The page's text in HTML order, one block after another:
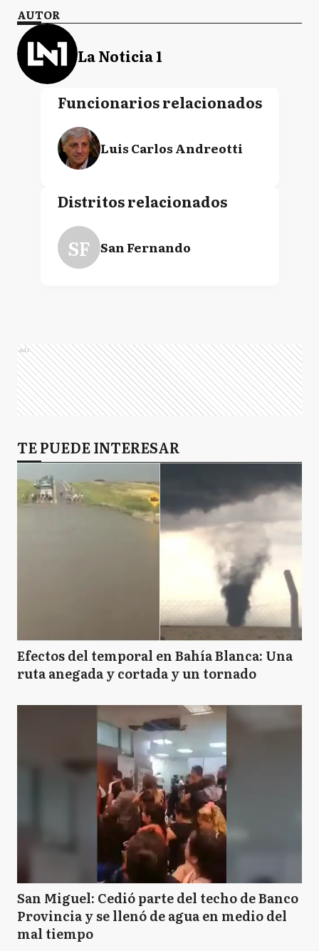
AUTOR
La Noticia 1
Funcionarios relacionados
Luis Carlos Andreotti
Distritos relacionados
SF San Fernando
Ads
TE PUEDE INTERESAR
Efectos del temporal en Bahía Blanca: Una
ruta anegada y cortada y un tornado
San Miguel: Cedió parte del techo de Banco
Provincia y se llenó de agua en medio del
mal tiempo